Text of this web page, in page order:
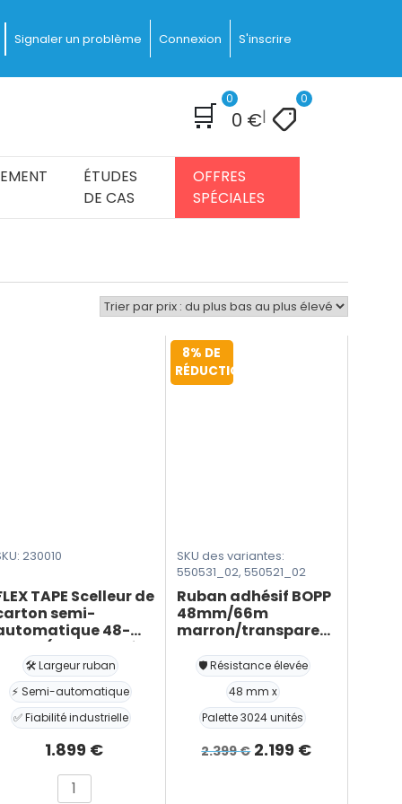
Signaler un problème Connexion S'inscrire
🛒 0
0 €|
0
ÉTUDES
DE CAS
OFFRES
SPÉCIALES
230010
TAPE Scelleur de
semi-
48-
72mm (ruban Kraft
ou BOPP)
🛠️ Largeur ruban
⚡ Semi-automatique
✅ Fiabilité industrielle
1.899 €
quantité
8% DE
RÉDUCTION
SKU des variantes:
550531_02, 550521_02
Ruban adhésif BOPP
48mm/66m
marron/transparent
unités
🛡️ Résistance élevée
48 mm x
Palette 3024 unités
2.399€ Le
2.199 €Le